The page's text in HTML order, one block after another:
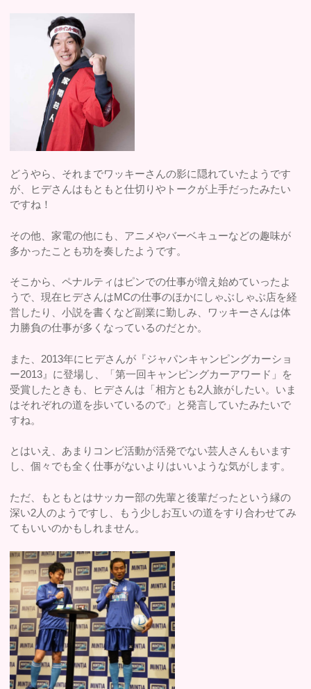
どうやら、それまでワッキーさんの影に隠れていたようです
が、ヒデさんはもともと仕切りやトークが上手だったみたい
ですね！
その他、家電の他にも、アニメやバーベキューなどの趣味が
多かったことも功を奏したようです。
そこから、ペナルティはピンでの仕事が増え始めていったよ
うで、現在ヒデさんはMCの仕事のほかにしゃぶしゃぶ店を経
営したり、小説を書くなど副業に勤しみ、ワッキーさんは体
力勝負の仕事が多くなっているのだとか。
また、2013年にヒデさんが『ジャパンキャンピングカーショ
ー2013』に登場し、「第一回キャンピングカーアワード」を
受賞したときも、ヒデさんは「相方とも2人旅がしたい。いま
はそれぞれの道を歩いているので」と発言していたみたいで
すね。
とはいえ、あまりコンビ活動が活発でない芸人さんもいます
し、個々でも全く仕事がないよりはいいような気がします。
ただ、もともとはサッカー部の先輩と後輩だったという縁の
深い2人のようですし、もう少しお互いの道をすり合わせてみ
てもいいのかもしれません。